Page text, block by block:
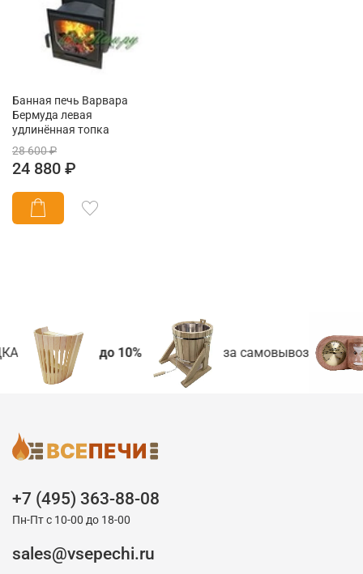
Банная печь Варвара
Бермуда левая
удлинённая топка
28 600 ₽
24 880 ₽
до 10% за самовывоз
+7 (495) 363-88-08
Пн-Пт с 10-00 до 18-00
sales@vsepechi.ru